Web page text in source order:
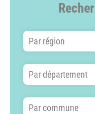
Par région
Par département
Par commune